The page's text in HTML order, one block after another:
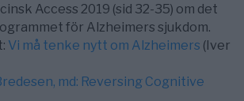
Access 2019 (sid 32-35) om det
för Alzheimers sjukdom.
Vi må tenke nytt om Alzheimers (Iver
md: Reversing Cognitive